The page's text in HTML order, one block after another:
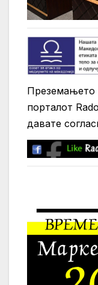
Преземањето
порталот
давате